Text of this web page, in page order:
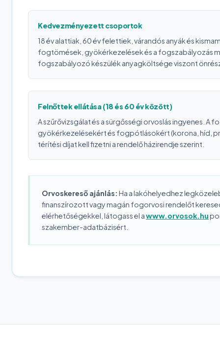
Kedvezményezett csoportok
18 év alattiak, 60 év felettiek, várandós anyák és
fogtömések, gyökérkezelések és a fogszabályozás
fogszabályozó készülék anyagköltsége viszont
Felnőttek ellátása (18 és 60 év között)
A szűrővizsgálat és a sürgősségi orvoslás ingyenes. A
gyökérkezelésekért és fogpótlásokért (korona, híd,
térítési díjat kell fizetni a rendelő házirendje szerint.
Orvoskereső ajánlás: Ha a lakóhelyedhez
finanszírozott vagy magán fogorvosi rendelőt
elérhetőségekkel, látogass el awww.orvosok.hu
szakember-adatbázisért.